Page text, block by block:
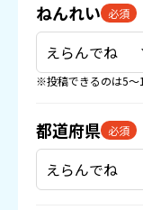
ねんれい 必須
※投稿できるのは5〜
都道府県 必須